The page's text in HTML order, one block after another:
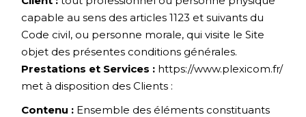
capable au sens des articles 1123 et suivants du
Code civil, ou personne morale, qui visite le Site
objet des présentes conditions générales.
Prestations et Services : https://www.plexicom.fr/
met à disposition des Clients :
Contenu : Ensemble des éléments constituants